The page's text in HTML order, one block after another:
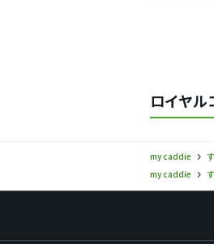
ロイヤ
my caddie
my caddie